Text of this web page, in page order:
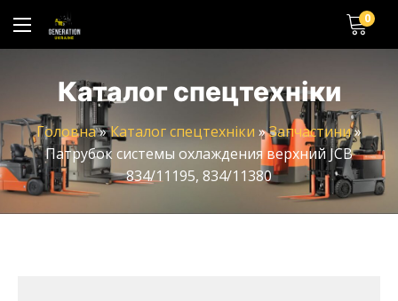
0
Каталог спецтехніки
Головна»Каталог спецтехніки »Запчастини»
Патрубок системы охлаждения верхний JCB
834/11195, 834/11380